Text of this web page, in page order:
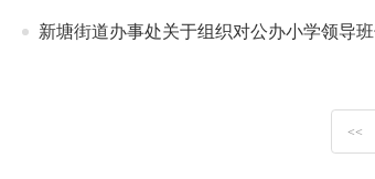
新塘街道办事处关于组织对公办小学领导
<<